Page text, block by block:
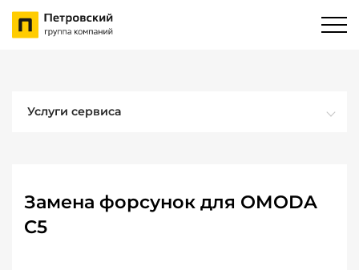
Услуги сервиса
Замена форсунок для OMODA
C5